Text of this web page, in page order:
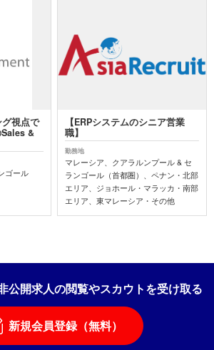
視点で
&
ゴール
【ERPシステムのシニア営業
職】
勤務地
マレーシア、クアラルンプール & セ
ランゴール（首都圏）、ペナン・北部
エリア、ジョホール・マラッカ・南部
エリア、東マレーシア・その他
公開求人の閲覧やスカウトを受け取る
新規会員登録（無料）